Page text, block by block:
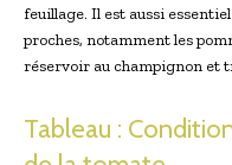
feuillage. Il est aussi
proches, notamment les
réservoir au champignon et
Tableau :